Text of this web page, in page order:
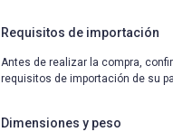
Requisitos de importación
Antes de realizar la compra,
requisitos de importación de su
Dimensiones y peso